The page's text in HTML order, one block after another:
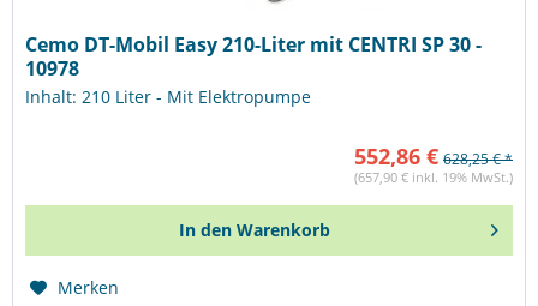
Cemo DT-Mobil Easy 210-Liter mit CENTRI SP 30 -
10978
Inhalt: 210 Liter - Mit Elektropumpe
552,86 € 628,25 € *
(657,90 € inkl. 19% MwSt.)
In den Warenkorb
Merken